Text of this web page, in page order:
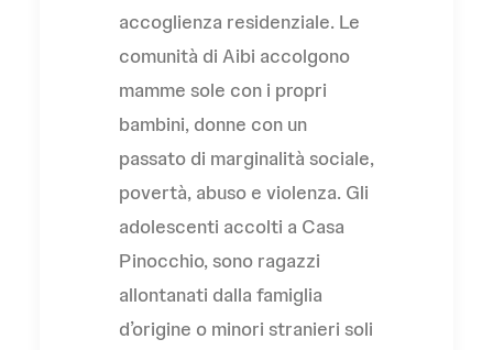
accoglienza residenziale. Le
comunità di Aibi accolgono
mamme sole con i propri
bambini, donne con un
passato di marginalità sociale,
povertà, abuso e violenza. Gli
adolescenti accolti a Casa
Pinocchio, sono ragazzi
allontanati dalla famiglia
d’origine o minori stranieri soli